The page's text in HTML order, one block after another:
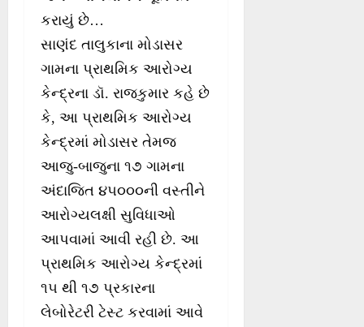
કરાયું છે…
સાણંદ તાલુકાના મોડાસર
ગામના પ્રાથમિક આરોગ્ય
કેન્દ્રના ડૉ. રાજકુમાર કહે છે
કે, આ પ્રાથમિક આરોગ્ય
કેન્દ્રમાં મોડાસર તેમજ
આજુ-બાજુના ૧૭ ગામના
અંદાજિત ૪૫૦૦૦ની વસ્તીને
આરોગ્યલક્ષી સુવિધાઓ
આપવામાં આવી રહી છે. આ
પ્રાથમિક આરોગ્ય કેન્દ્રમાં
૧૫ થી ૧૭ પ્રકારના
લેબોરેટરી ટેસ્ટ કરવામાં આવે